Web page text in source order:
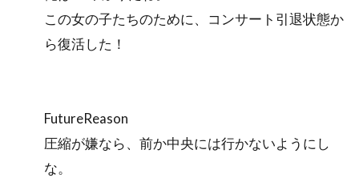
この女の子たちのために、コンサート引退状態か
ら復活した！
FutureReason
圧縮が嫌なら、前か中央には行かないようにし
な。